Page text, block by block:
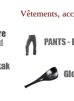
Vêtements,